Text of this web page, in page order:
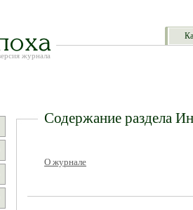
журнала
Содержание раздела
О журнале